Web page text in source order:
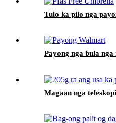
Tulo ka pilo nga
Payong nga bula
Magaan nga